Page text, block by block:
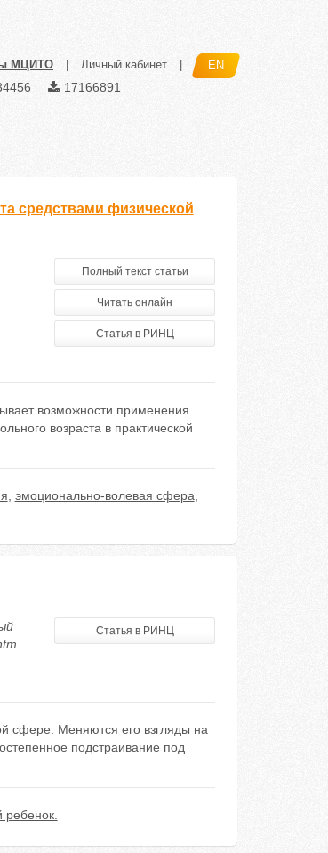
МЦИТО Личный кабинет EN
17166891
средствами физической
Полный текст статьи
Читать онлайн
Статья в РИНЦ
возможности применения
возраста в практической
эмоционально-волевая сфера
Статья в РИНЦ
сфере. Меняются его взгляды на
подстраивание под